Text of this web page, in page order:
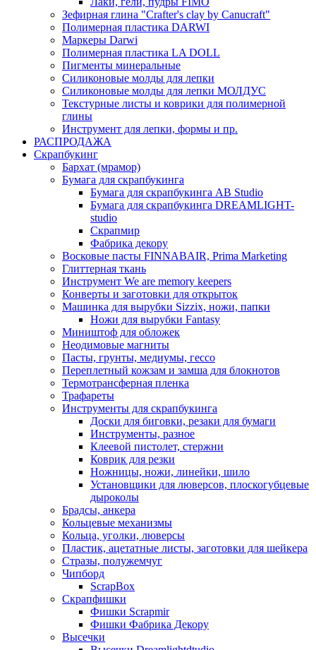
Зефирная глина "Crafter's clay by Canucraft"
Полимерная пластика DARWI
Маркеры Darwi
Полимерная пластика LA DOLL
Пигменты минеральные
Силиконовые молды для лепки
Силиконовые молды для лепки МОЛДУС
Текстурные листы и коврики для полимерной
глины
Инструмент для лепки, формы и пр.
РАСПРОДАЖА
Скрапбукинг
Бархат (мрамор)
Бумага для скрапбукинга
Бумага для скрапбукинга AB Studio
Бумага для скрапбукинга DREAMLIGHT-
studio
Скрапмир
Фабрика декору
Восковые пасты FINNABAIR, Prima Marketing
Глиттерная ткань
Инструмент We are memory keepers
Конверты и заготовки для открыток
Машинка для вырубки Sizzix, ножи, папки
Ножи для вырубки Fantasy
Миништоф для обложек
Неодимовые магниты
Пасты, грунты, медиумы, гессо
Переплетный кожзам и замша для блокнотов
Термотрансферная пленка
Трафареты
Инструменты для скрапбукинга
Доски для биговки, резаки для бумаги
Инструменты, разное
Клеевой пистолет, стержни
Коврик для резки
Ножницы, ножи, линейки, шило
Установщики для люверсов, плоскогубцевые
дыроколы
Брадсы, анкера
Кольцевые механизмы
Кольца, уголки, люверсы
Пластик, ацетатные листы, заготовки для шейкера
Стразы, полужемчуг
Чипборд
ScrapBox
Скрапфишки
Фишки Scrapmir
Фишки Фабрика Декору
Высечки